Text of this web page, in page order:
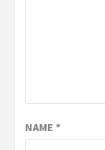
NAME *